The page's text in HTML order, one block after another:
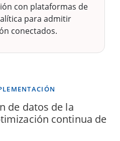
con plataformas de
para admitir
conectados.
de datos de la
continua de